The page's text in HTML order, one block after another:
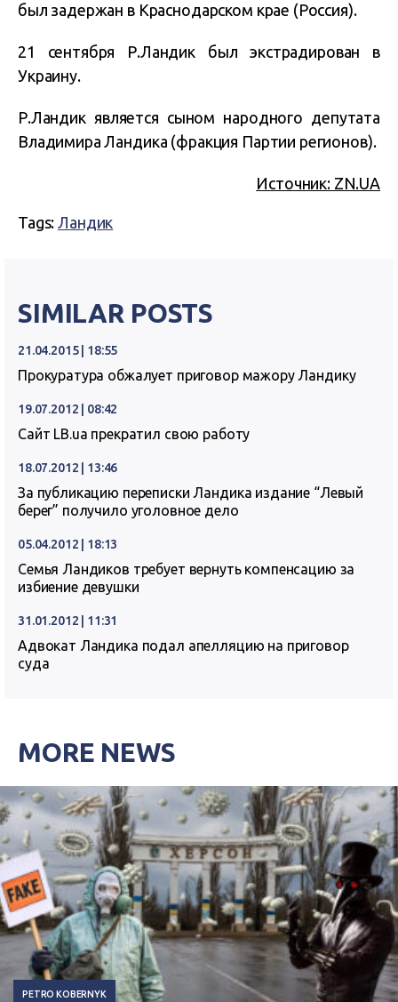
был задержан в Краснодарском крае (Россия).
21 сентября Р.Ландик был экстрадирован в
Украину.
Р.Ландик является сыном народного депутата
Владимира Ландика (фракция Партии регионов).
Источник: ZN.UA
Tags:Ландик
SIMILAR POSTS
21.04.2015 | 18:55
Прокуратура обжалует приговор мажору Ландику
19.07.2012 | 08:42
Сайт LB.ua прекратил свою работу
18.07.2012 | 13:46
За публикацию переписки Ландика издание “Левый
берег” получило уголовное дело
05.04.2012 | 18:13
Семья Ландиков требует вернуть компенсацию за
избиение девушки
31.01.2012 | 11:31
Адвокат Ландика подал апелляцию на приговор
суда
MORE NEWS
PETRO KOBERNYK